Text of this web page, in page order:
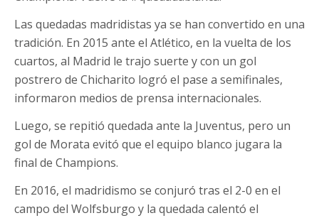
Las quedadas madridistas ya se han convertido en una
tradición. En 2015 ante el Atlético, en la vuelta de los
cuartos, al Madrid le trajo suerte y con un gol
postrero de Chicharito logró el pase a semifinales,
informaron medios de prensa internacionales.
Luego, se repitió quedada ante la Juventus, pero un
gol de Morata evitó que el equipo blanco jugara la
final de Champions.
En 2016, el madridismo se conjuró tras el 2-0 en el
campo del Wolfsburgo y la quedada calentó el